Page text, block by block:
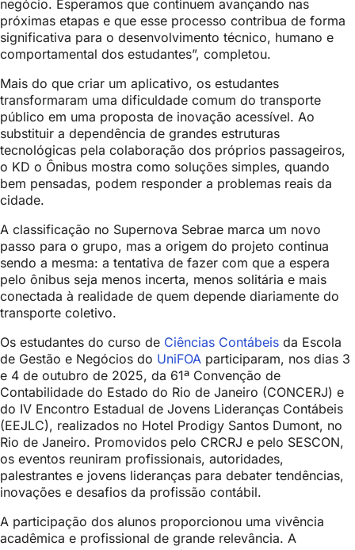
negócio. Esperamos que continuem avançando nas
próximas etapas e que esse processo contribua de forma
significativa para o desenvolvimento técnico, humano e
comportamental dos estudantes”, completou.
Mais do que criar um aplicativo, os estudantes
transformaram uma dificuldade comum do transporte
público em uma proposta de inovação acessível. Ao
substituir a dependência de grandes estruturas
tecnológicas pela colaboração dos próprios passageiros,
o KD o Ônibus mostra como soluções simples, quando
bem pensadas, podem responder a problemas reais da
cidade.
A classificação no Supernova Sebrae marca um novo
passo para o grupo, mas a origem do projeto continua
sendo a mesma: a tentativa de fazer com que a espera
pelo ônibus seja menos incerta, menos solitária e mais
conectada à realidade de quem depende diariamente do
transporte coletivo.
Os estudantes do curso de Ciências Contábeis da Escola
de Gestão e Negócios do UniFOA participaram, nos dias 3
e 4 de outubro de 2025, da 61ª Convenção de
Contabilidade do Estado do Rio de Janeiro (CONCERJ) e
do IV Encontro Estadual de Jovens Lideranças Contábeis
(EEJLC), realizados no Hotel Prodigy Santos Dumont, no
Rio de Janeiro. Promovidos pelo CRCRJ e pelo SESCON,
os eventos reuniram profissionais, autoridades,
palestrantes e jovens lideranças para debater tendências,
inovações e desafios da profissão contábil.
A participação dos alunos proporcionou uma vivência
acadêmica e profissional de grande relevância. A